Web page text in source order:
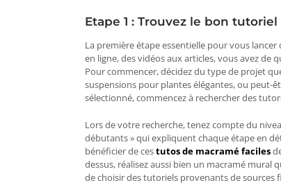
Etape 1 : Trouvez le bon tutoriel
La première étape essentielle pour vous
en ligne, des vidéos aux articles, vous avez
Pour commencer, décidez du type de projet
suspensions pour plantes élégantes, ou peut-
sélectionné, commencez à rechercher des
Lors de votre recherche, tenez compte du
débutants » qui expliquent chaque étape en
bénéficier de cestutos de macramé faciles
dessus, réalisez aussi bien un macramé mural
de choisir des tutoriels provenants de sources